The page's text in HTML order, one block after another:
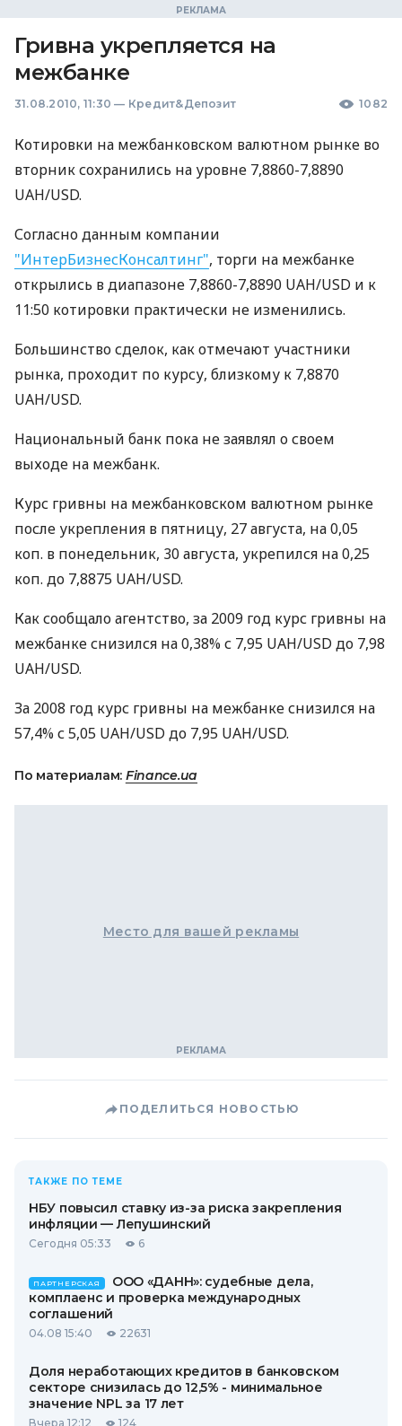
Гривна укрепляется на
межбанке
31.08.2010, 11:30 — Кредит&Депозит 1082
Котировки на межбанковском валютном рынке во
вторник сохранились на уровне 7,8860-7,8890
UAH/USD.
Согласно данным компании
"ИнтерБизнесКонсалтинг", торги на межбанке
открылись в диапазоне 7,8860-7,8890 UAH/USD и к
11:50 котировки практически не изменились.
Большинство сделок, как отмечают участники
рынка, проходит по курсу, близкому к 7,8870
UAH/USD.
Национальный банк пока не заявлял о своем
выходе на межбанк.
Курс гривны на межбанковском валютном рынке
после укрепления в пятницу, 27 августа, на 0,05
коп. в понедельник, 30 августа, укрепился на 0,25
коп. до 7,8875 UAH/USD.
Как сообщало агентство, за 2009 год курс гривны на
межбанке снизился на 0,38% с 7,95 UAH/USD до 7,98
UAH/USD.
За 2008 год курс гривны на межбанке снизился на
57,4% с 5,05 UAH/USD до 7,95 UAH/USD.
По материалам: Finance.ua
Место для вашей рекламы
ПОДЕЛИТЬСЯ НОВОСТЬЮ
ТАКЖЕ ПО ТЕМЕ
НБУ повысил ставку из-за риска закрепления
инфляции — Лепушинский
Сегодня 05:33 6
ПАРТНЕРСКАЯ
ООО «ДАНН»: судебные дела,
комплаенс и проверка международных
соглашений
04.08 15:40 22631
Доля неработающих кредитов в банковском
секторе снизилась до 12,5% - минимальное
значение NPL за 17 лет
Вчера 12:12 124